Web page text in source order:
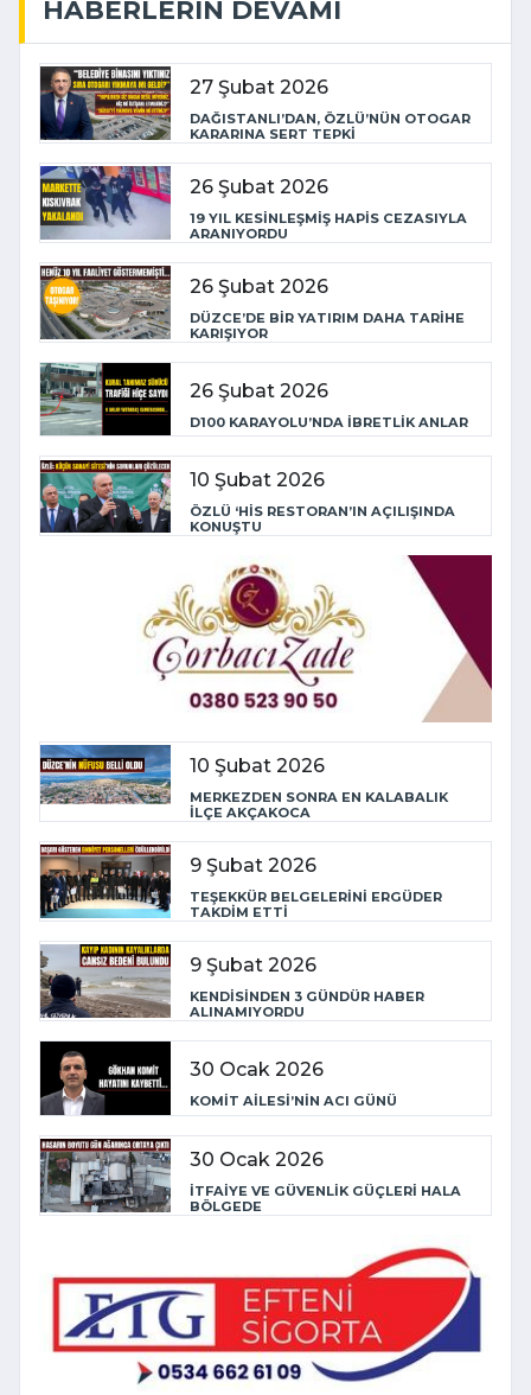
HABERLERIN DEVAMI
27 Şubat 2026
DAĞISTANLI’DAN, ÖZLÜ’NÜN OTOGAR
KARARINA SERT TEPKİ
26 Şubat 2026
19 YIL KESİNLEŞMİŞ HAPİS CEZASIYLA
ARANIYORDU
26 Şubat 2026
DÜZCE’DE BİR YATIRIM DAHA TARİHE
KARIŞIYOR
26 Şubat 2026
D100 KARAYOLU’NDA İBRETLİK ANLAR
10 Şubat 2026
ÖZLÜ ‘HİS RESTORAN’IN AÇILIŞINDA
KONUŞTU
10 Şubat 2026
MERKEZDEN SONRA EN KALABALIK
İLÇE AKÇAKOCA
9 Şubat 2026
TEŞEKKÜR BELGELERİNİ ERGÜDER
TAKDİM ETTİ
9 Şubat 2026
KENDİSİNDEN 3 GÜNDÜR HABER
ALINAMIYORDU
30 Ocak 2026
KOMİT AİLESİ’NİN ACI GÜNÜ
30 Ocak 2026
İTFAİYE VE GÜVENLİK GÜÇLERİ HALA
BÖLGEDE